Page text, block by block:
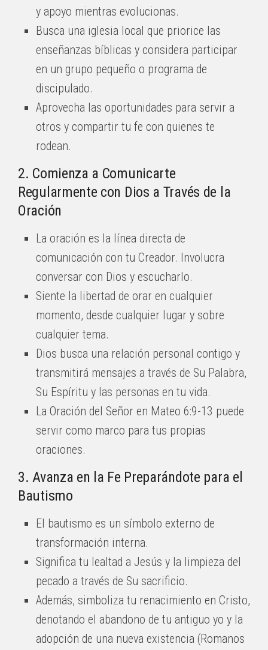
y apoyo mientras evolucionas.
Busca una iglesia local que priorice las
enseñanzas bíblicas y considera participar
en un grupo pequeño o programa de
discipulado.
Aprovecha las oportunidades para servir a
otros y compartir tu fe con quienes te
rodean.
2. Comienza a Comunicarte
Regularmente con Dios a Través de la
Oración
La oración es la línea directa de
comunicación con tu Creador. Involucra
conversar con Dios y escucharlo.
Siente la libertad de orar en cualquier
momento, desde cualquier lugar y sobre
cualquier tema.
Dios busca una relación personal contigo y
transmitirá mensajes a través de Su Palabra,
Su Espíritu y las personas en tu vida.
La Oración del Señor en Mateo 6:9-13 puede
servir como marco para tus propias
oraciones.
3. Avanza en la Fe Preparándote para el
Bautismo
El bautismo es un símbolo externo de
transformación interna.
Significa tu lealtad a Jesús y la limpieza del
pecado a través de Su sacrificio.
Además, simboliza tu renacimiento en Cristo,
denotando el abandono de tu antiguo yo y la
adopción de una nueva existencia (Romanos